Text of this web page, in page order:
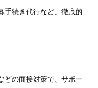
手続き代行など、徹底的
どの面接対策で、サポー